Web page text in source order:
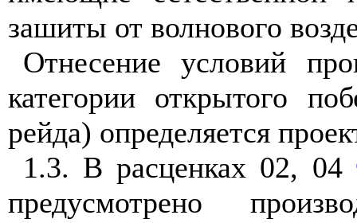
зашиты от волнового
Отнесение условий
категории открытого
рейда) определяется
1.3. В расценках 02, 04
предусмотрено